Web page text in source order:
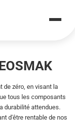
de zéro, en visant la
tous les composants
durabilité attendues.
d'être rentable de nos